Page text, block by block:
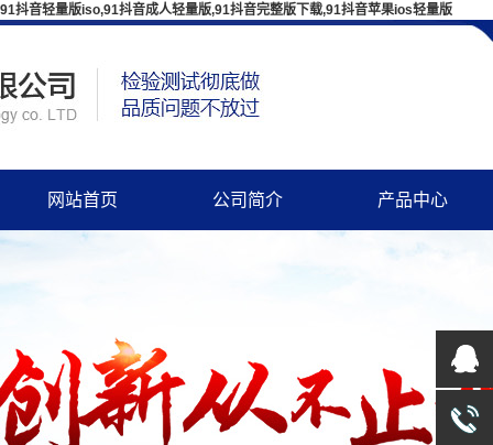
91抖音轻量版iso,91抖音成人轻量版,91抖音完整版下载,91抖音苹果ios轻量版
网站首页 公司简介
资质证书
发展历程
产品中心
避雷器、绝缘子检测
高压耐压试验设备
串联谐振装置